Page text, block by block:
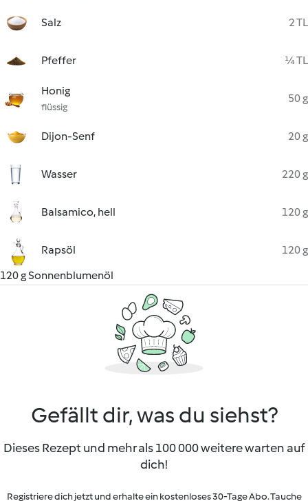
Salz 2 TL
Pfeffer ¼ TL
Honig
flüssig
50 g
Dijon-Senf 20 g
Wasser 220 g
Balsamico, hell 120 g
Rapsöl
120 g
120 g Sonnenblumenöl
Gefällt dir, was du siehst?
Dieses Rezept und mehr als 100 000 weitere warten auf
dich!
Registriere dich jetzt und erhalte ein kostenloses 30-Tage Abo. Tauche